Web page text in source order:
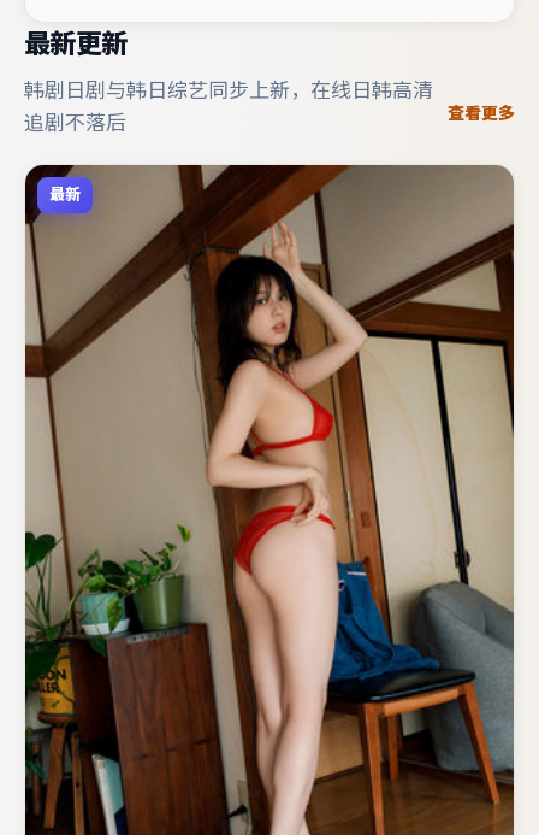
最新更新
韩剧日剧与韩日综艺同步上新，在线日韩高清
追剧不落后
查看更多
最新